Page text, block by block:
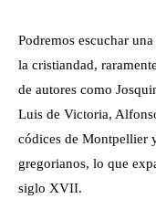
Podremos escuchar
la cristiandad,
de autores como
Luis de Victoria,
códices de Montpellier
gregorianos, lo que
siglo XVII.